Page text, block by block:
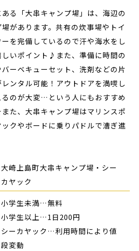
る「大串キャンプ場」は、海辺の
があります。共有の炊事場やトイ
を完備しているので汗や海水をし
いポイント♪また、準備に時間の
ーベキューセット、洗剤などの片
ンタル可能！アウトドアを満喫し
のが大変…という人にもおすすめ
た、大串キャンプ場はマリンスポ
クやボードに乗りパドルで漕ぎ進
大崎上島町大串キャンプ場・シー
カヤック
小学生未満…無料
小学生以上…1日200円
シーカヤック…利用時間により値
段変動